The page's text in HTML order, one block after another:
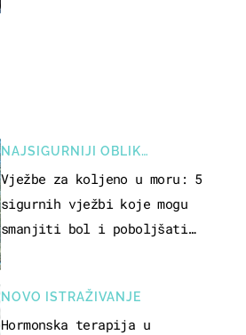
NAJSIGURNIJI OBLIK
REKREACIJE
Vježbe za koljeno u moru: 5
sigurnih vježbi koje mogu
smanjiti bol i poboljšati
NOVO ISTRAŽIVANJE
Hormonska terapija u